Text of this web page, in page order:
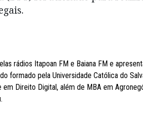
rádios Itapoan FM e Baiana FM e
formado pela Universidade Católica do
Direito Digital, além de MBA em